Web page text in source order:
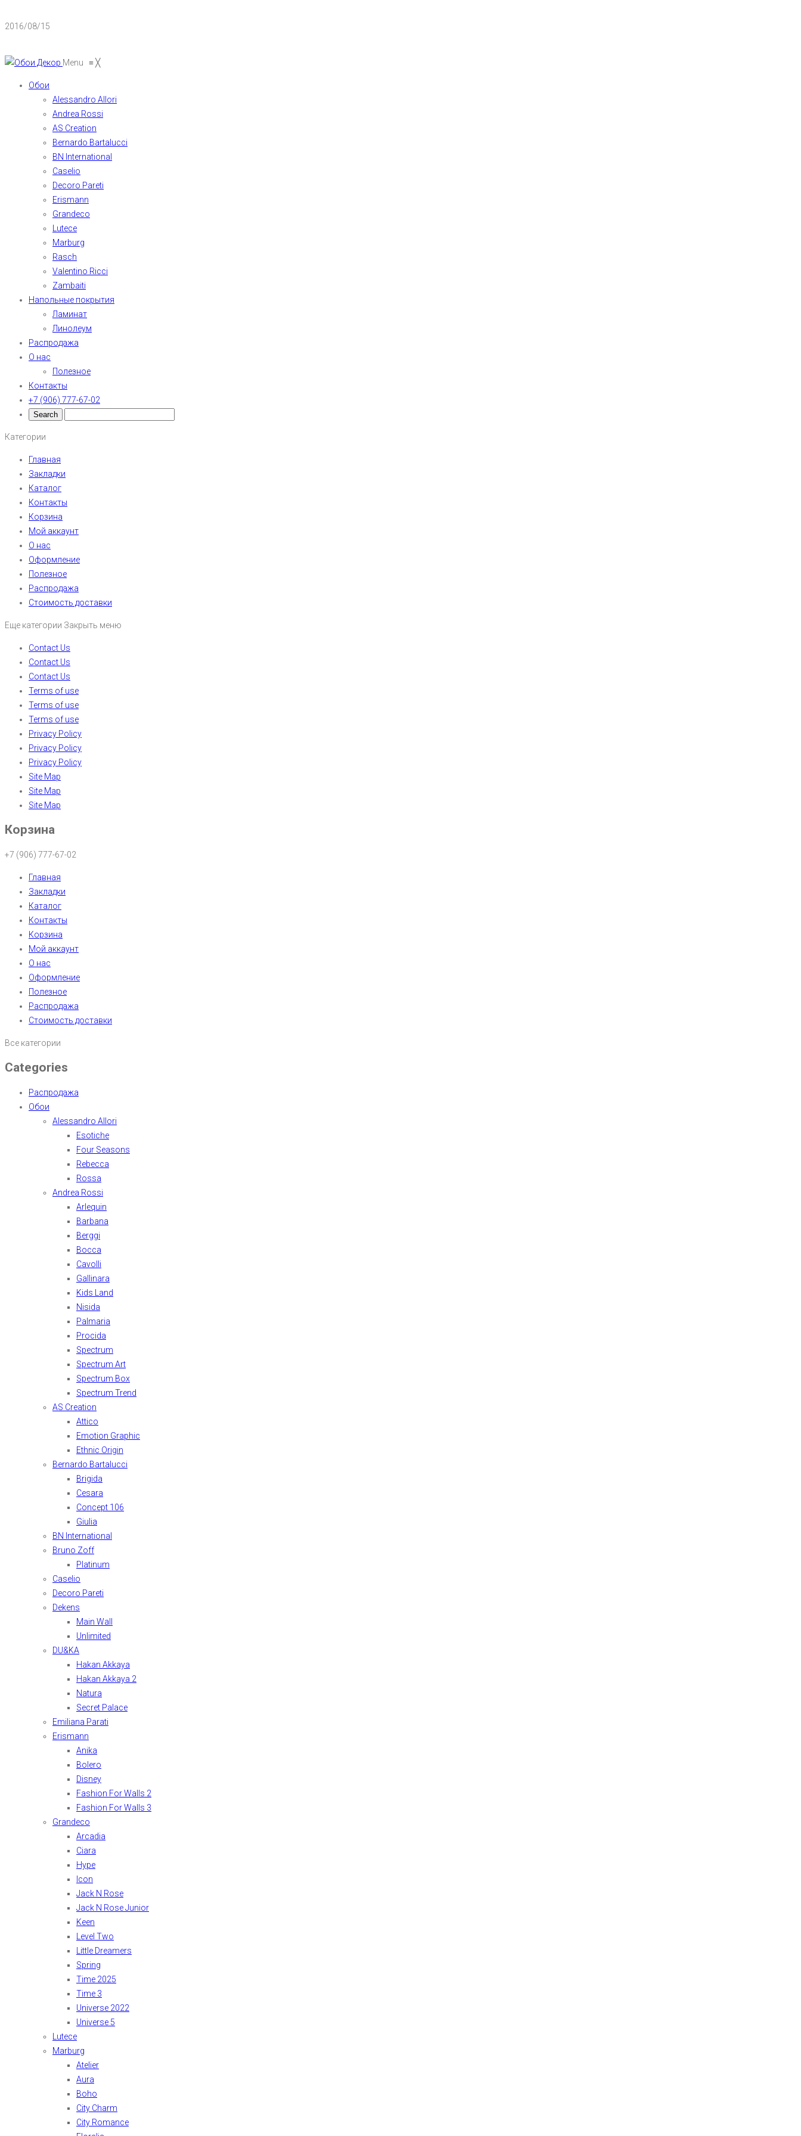
2016/08/15
Menu ≡╳
Обои
Alessandro Allori
Andrea Rossi
AS Creation
Bernardo Bartalucci
BN International
Caselio
Decoro Pareti
Erismann
Grandeco
Lutece
Marburg
Rasch
Valentino Ricci
Zambaiti
Напольные покрытия
Ламинат
Линолеум
Распродажа
О нас
Полезное
Контакты
+7 (906) 777-67-02
Категории
Главная
Закладки
Каталог
Контакты
Корзина
Мой аккаунт
О нас
Оформление
Полезное
Распродажа
Стоимость доставки
Еще категории Закрыть меню
Contact Us
Contact Us
Contact Us
Terms of use
Terms of use
Terms of use
Privacy Policy
Privacy Policy
Privacy Policy
Site Map
Site Map
Site Map
Корзина
+7 (906) 777-67-02
Главная
Закладки
Каталог
Контакты
Корзина
Мой аккаунт
О нас
Оформление
Полезное
Распродажа
Стоимость доставки
Все категории
Categories
Распродажа
Обои
Alessandro Allori
Esotiche
Four Seasons
Rebecca
Rossa
Andrea Rossi
Arlequin
Barbana
Berggi
Bocca
Cavolli
Gallinara
Kids Land
Nisida
Palmaria
Procida
Spectrum
Spectrum Art
Spectrum Box
Spectrum Trend
AS Creation
Attico
Emotion Graphic
Ethnic Origin
Bernardo Bartalucci
Brigida
Cesara
Concept 106
Giulia
BN International
Bruno Zoff
Platinum
Caselio
Decoro Pareti
Dekens
Main Wall
Unlimited
DU&KA
Hakan Akkaya
Hakan Akkaya 2
Natura
Secret Palace
Emiliana Parati
Erismann
Anika
Bolero
Disney
Fashion For Walls 2
Fashion For Walls 3
Grandeco
Arcadia
Ciara
Hype
Icon
Jack N Rose
Jack N Rose Junior
Keen
Level Two
Little Dreamers
Spring
Time 2025
Time 3
Universe 2022
Universe 5
Lutece
Marburg
Atelier
Aura
Boho
City Charm
City Romance